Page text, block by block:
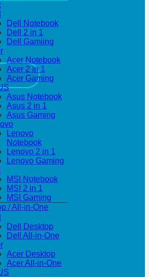
Dell Notebook
Dell 2 in 1
Dell Gamiing
Acer Notebook
Acer 2 in 1
Acer Gaming
Asus Notebook
Asus 2 in 1
Asus Gaming
Lenovo
Notebook
Lenovo 2 in 1
Lenovo Gaming
MSI Notebook
MSI 2 in 1
MSI Gaming
/ All-in-One
Dell Desktop
Dell All-in-One
Acer Desktop
Acer All-in-One